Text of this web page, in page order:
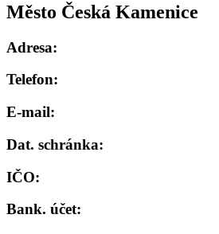
Město Česká Kamenice
Adresa:
Telefon:
E-mail:
Dat. schránka:
IČO:
Bank. účet: